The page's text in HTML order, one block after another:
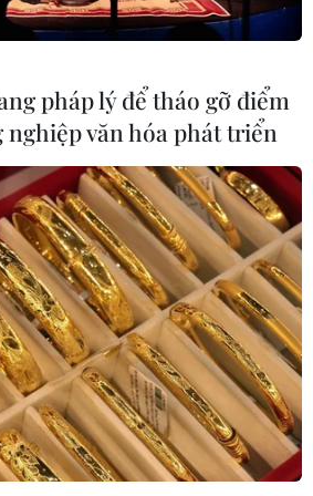
TIẾN DUẨN
THỊ TÁM, KHÚC THANH
Quy định sử dụng
Hỗ trợ
TTXVN
Quảng cáo
pháp lý để tháo gỡ điểm
nghiệp văn hóa phát triển